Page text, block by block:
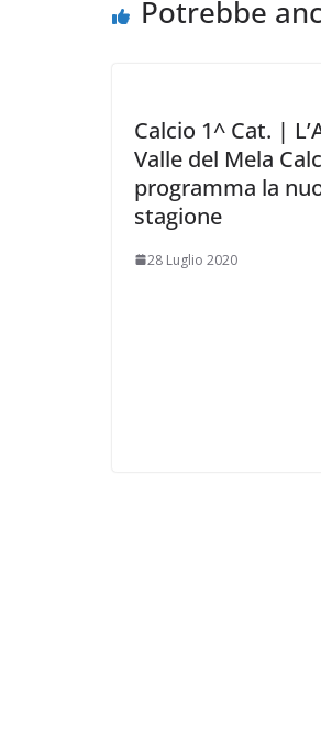
Potrebbe
Calcio 1^ Cat. |
Valle del Mela
programma la
stagione
28 Luglio 2020